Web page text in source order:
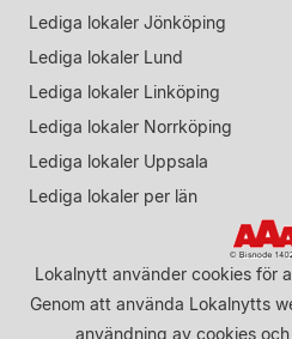
Lediga lokaler Jönköping
Lediga lokaler Lund
Lediga lokaler Linköping
Lediga lokaler Norrköping
Lediga lokaler Uppsala
Lediga lokaler per län
Lokalnytt använder cookies för
Genom att använda Lokalnytts
användning av cookies